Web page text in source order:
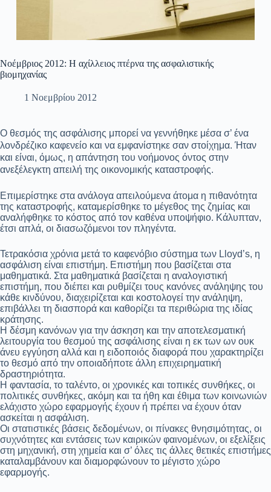
Νοέμβριος 2012: Η αχίλλειος πτέρνα της ασφαλιστικής
βιομηχανίας
1 Νοεμβρίου 2012
O θεσμός της ασφάλισης μπορεί να γεννήθηκε μέσα σ’ ένα
λονδρέζικο καφενείο και να εμφανίστηκε σαν στοίχημα. Ήταν
και είναι, όμως, η απάντηση του νοήμονος όντος στην
ανεξέλεγκτη απειλή της οικονομικής καταστροφής.
Επιμερίστηκε στα ανάλογα απειλούμενα άτομα η πιθανότητα
της καταστροφής, καταμερίσθηκε το μέγεθος της ζημίας και
αναλήφθηκε το κόστος από τον καθένα υποψήφιο. Κάλυπταν,
έτσι απλά, οι διασωζόμενοι τον πληγέντα.
Τετρακόσια χρόνια μετά το καφενόβιο σύστημα των Lloyd’s, η
ασφάλιση είναι επιστήμη. Επιστήμη που βασίζεται στα
μαθηματικά. Στα μαθηματικά βασίζεται η αναλογιστική
επιστήμη, που διέπει και ρυθμίζει τους κανόνες ανάληψης του
κάθε κινδύνου, διαχειρίζεται και κοστολογεί την ανάληψη,
επιβάλλει τη διασπορά και καθορίζει τα περιθώρια της ιδίας
κράτησης.
Η δέσμη κανόνων για την άσκηση και την αποτελεσματική
λειτουργία του θεσμού της ασφάλισης είναι η εκ των ων ουκ
άνευ εγγύηση αλλά και η ειδοποιός διαφορά που χαρακτηρίζει
το θεσμό από την οποιαδήποτε άλλη επιχειρηματική
δραστηριότητα.
Η φαντασία, το ταλέντο, οι χρονικές και τοπικές συνθήκες, οι
πολιτικές συνθήκες, ακόμη και τα ήθη και έθιμα των κοινωνιών
ελάχιστο χώρο εφαρμογής έχουν ή πρέπει να έχουν όταν
ασκείται η ασφάλιση.
Οι στατιστικές βάσεις δεδομένων, οι πίνακες θνησιμότητας, οι
συχνότητες και εντάσεις των καιρικών φαινομένων, οι εξελίξεις
στη μηχανική, στη χημεία και σ’ όλες τις άλλες θετικές επιστήμες
καταλαμβάνουν και διαμορφώνουν το μέγιστο χώρο
εφαρμογής.